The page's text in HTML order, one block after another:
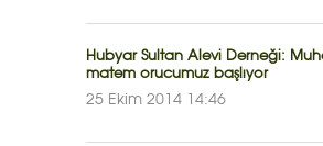
Hubyar Sultan Alevi Derneği:
matem orucumuz başlıyor
25 Ekim 2014 14:46